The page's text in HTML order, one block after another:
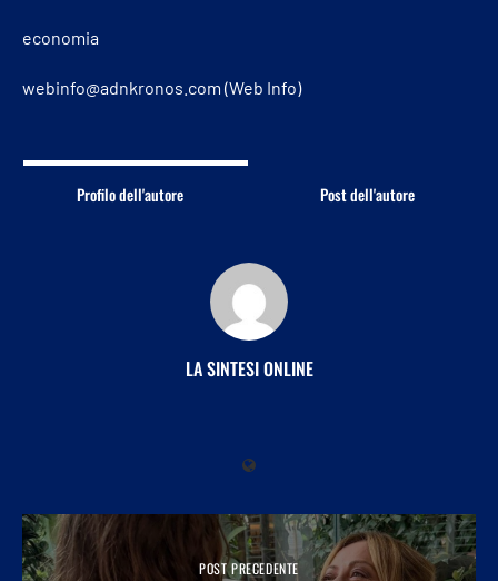
economia
webinfo@adnkronos.com (Web Info)
Profilo dell'autore Post dell'autore
LA SINTESI ONLINE
POST PRECEDENTE